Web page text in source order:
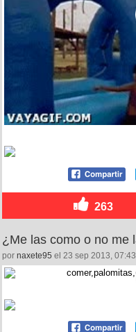
263
¿Me las como o no me
por naxete95 el 23 sep 2013, 07:43